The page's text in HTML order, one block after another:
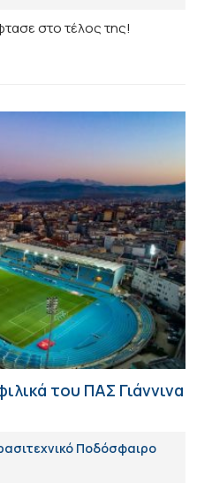
στο τέλος της!
του ΠΑΣ Γιάννινα
Ποδόσφαιρο